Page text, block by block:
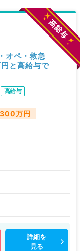
オペ・救急
と高給与で
高給与
万円
詳細を
見る